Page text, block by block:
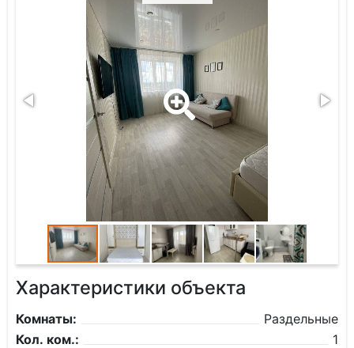
Характеристики объекта
Комнаты:
Раздельные
Кол. ком.:
1